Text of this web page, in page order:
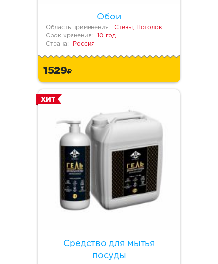
Обои
Область применения:
Стены, Потолок
Срок хранения:
10 год
Страна:
Россия
1529
Средство для мытья
посуды
ХИТ